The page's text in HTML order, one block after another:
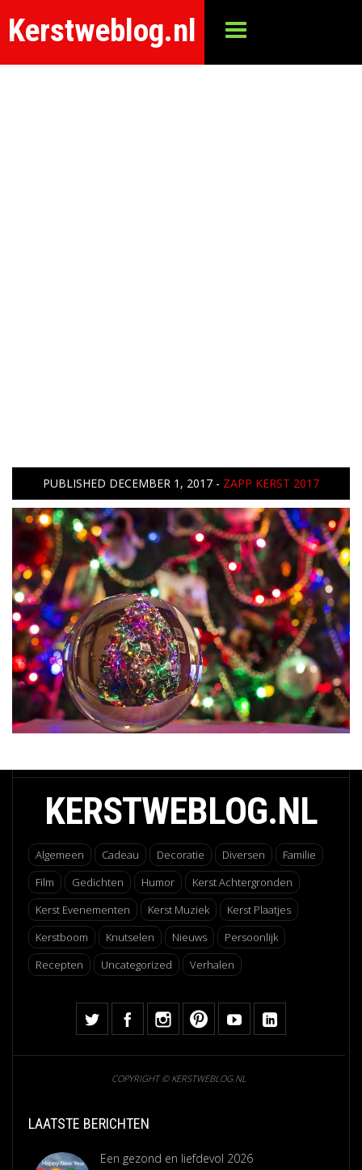
Kerstweblog.nl
PUBLISHED DECEMBER 1, 2017 - ZAPP KERST 2017
KERSTWEBLOG.NL
Algemeen Cadeau Decoratie Diversen
Familie
Film
Gedichten Humor
Kerst Achtergronden
Kerst Evenementen
Kerst Muziek
Kerst Plaatjes
Kerstboom
Knutselen Nieuws
Persoonlijk
Recepten
Uncategorized Verhalen
COPYRIGHT © KERSTWEBLOG.NL
LAATSTE BERICHTEN
Een gezond en liefdevol 2026